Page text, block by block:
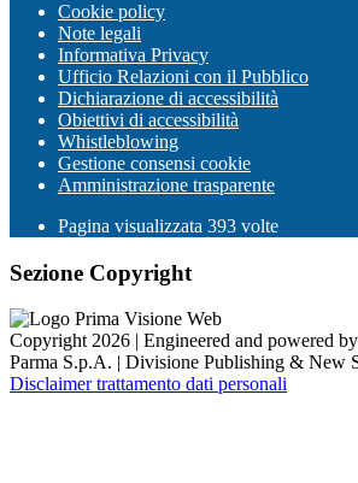
Cookie policy
Note legali
Informativa Privacy
Ufficio Relazioni con il Pubblico
Dichiarazione di accessibilità
Obiettivi di accessibilità
Whistleblowing
Gestione consensi cookie
Amministrazione trasparente
Pagina visualizzata 393 volte
Sezione Copyright
Copyright 2026 | Engineered and powered
Parma S.p.A. | Divisione Publishing & New
Disclaimer trattamento dati personali